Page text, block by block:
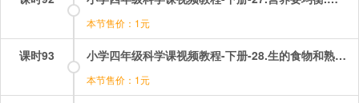
本节售价：1元
课时93 小学四年级科学课视频教程-下册-28.生的食物和熟的食物.mp4
本节售价：1元